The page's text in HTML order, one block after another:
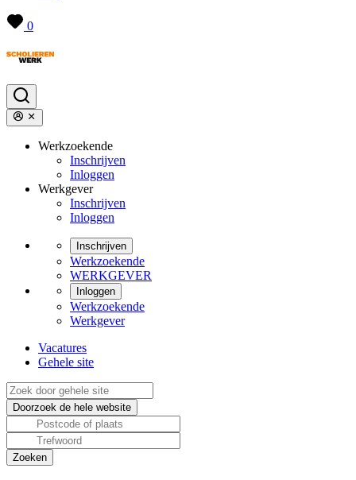
0
Werkzoekende
Inschrijven
Inloggen
Werkgever
Inschrijven
Inloggen
Inschrijven
Werkzoekende
WERKGEVER
Inloggen
Werkzoekende
Werkgever
Vacatures
Gehele site